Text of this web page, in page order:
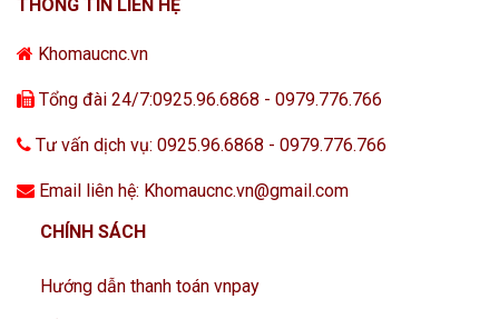
THÔNG TIN LIÊN HỆ
Khomaucnc.vn
Tổng đài 24/7:0925.96.6868 - 0979.776.766
Tư vấn dịch vụ: 0925.96.6868 - 0979.776.766
Email liên hệ: Khomaucnc.vn@gmail.com
CHÍNH SÁCH
Hướng dẫn thanh toán vnpay